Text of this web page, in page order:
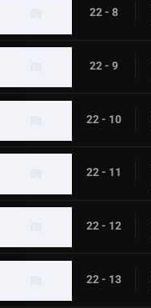
22 - 8
22 - 9
22 - 10
22 - 11
22 - 12
22 - 13